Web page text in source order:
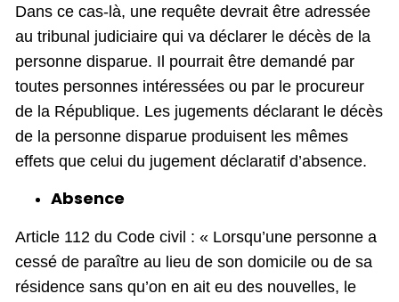
Dans ce cas-là, une requête devrait être adressée
au tribunal judiciaire qui va déclarer le décès de la
personne disparue. Il pourrait être demandé par
toutes personnes intéressées ou par le procureur
de la République. Les jugements déclarant le décès
de la personne disparue produisent les mêmes
effets que celui du jugement déclaratif d’absence.
Absence
Article 112 du Code civil : « Lorsqu’une personne a
cessé de paraître au lieu de son domicile ou de sa
résidence sans qu’on en ait eu des nouvelles, le